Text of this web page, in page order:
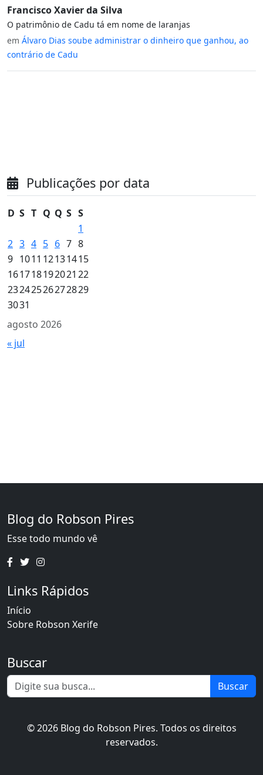
Francisco Xavier da Silva
O patrimônio de Cadu tá em nome de laranjas
em Álvaro Dias soube administrar o dinheiro que ganhou, ao
contrário de Cadu
Publicações por data
agosto 2026
D S T Q Q S S
1
2 3 4 5 6 7 8
9 1011 12131415
161718192021 22
23242526272829
3031
« jul
Blog do Robson Pires
Esse todo mundo vê
Links Rápidos
Início
Sobre Robson Xerife
Buscar
Buscar
© 2026 Blog do Robson Pires. Todos os direitos
reservados.